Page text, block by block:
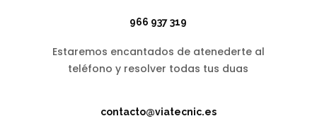
966 937 319
Estaremos encantados de atenederte al
teléfono y resolver todas tus duas
contacto@viatecnic.es